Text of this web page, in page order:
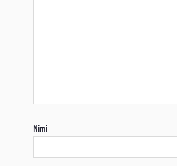
Nimi